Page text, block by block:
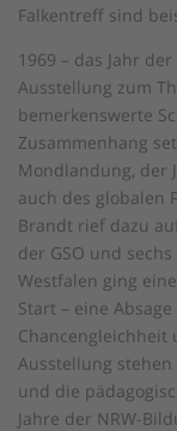
Falkentreff sind
1969 – das Jahr
Ausstellung zum
bemerkenswerte
Zusammenhang
Mondlandung, der
auch des globalen
Brandt rief dazu
der GSO und
Westfalen ging
Start – eine
Ausstellung
und die
Jahre der NRW-